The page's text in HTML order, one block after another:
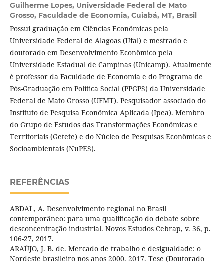
Guilherme Lopes, Universidade Federal de Mato
Grosso, Faculdade de Economia, Cuiabá, MT, Brasil
Possui graduação em Ciências Econômicas pela
Universidade Federal de Alagoas (Ufal) e mestrado e
doutorado em Desenvolvimento Econômico pela
Universidade Estadual de Campinas (Unicamp). Atualmente
é professor da Faculdade de Economia e do Programa de
Pós-Graduação em Política Social (PPGPS) da Universidade
Federal de Mato Grosso (UFMT). Pesquisador associado do
Instituto de Pesquisa Econômica Aplicada (Ipea). Membro
do Grupo de Estudos das Transformações Econômicas e
Territoriais (Getete) e do Núcleo de Pesquisas Econômicas e
Socioambientais (NuPES).
REFERÊNCIAS
ABDAL, A. Desenvolvimento regional no Brasil
contemporâneo: para uma qualificação do debate sobre
desconcentração industrial. Novos Estudos Cebrap, v. 36, p.
106-27, 2017.
ARAÚJO, J. B. de. Mercado de trabalho e desigualdade: o
Nordeste brasileiro nos anos 2000. 2017. Tese (Doutorado